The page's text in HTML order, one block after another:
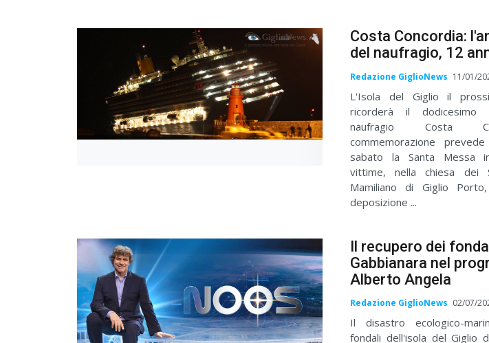
Costa Concordia:
del naufragio, 12
Redazione GiglioNews 11/01/
L'Isola del Giglio il
ricorderà il dodicesimo
naufragio Costa
commemorazione
sabato la Santa Messa
vittime, nella chiesa dei
Mamiliano di Giglio
deposizione ...
Il recupero dei
Gabbianara nel
Alberto Angela
Redazione GiglioNews 02/07/
Il disastro ecologico-
fondali dell'isola del Giglio